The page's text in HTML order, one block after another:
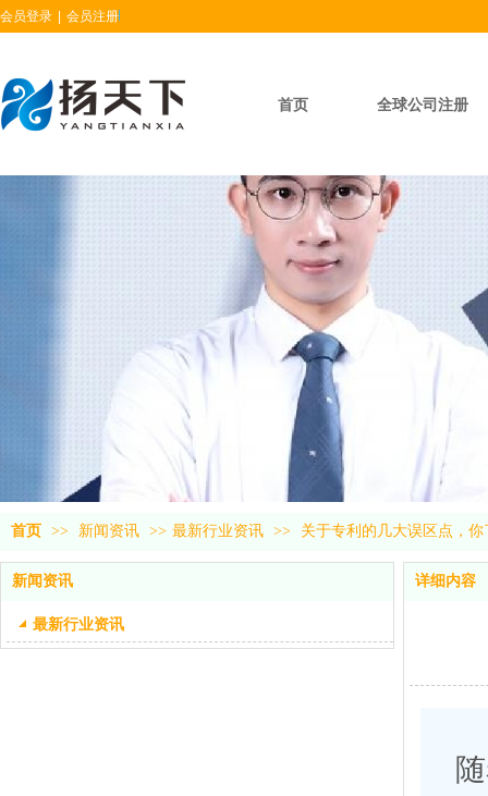
首页 全球公司注册
会员登录 会员注册
首页 >> 新闻资讯 >> 最新行业资讯 >> 关于专利的几大误区点，你
新闻资讯
最新行业资讯
详细内容